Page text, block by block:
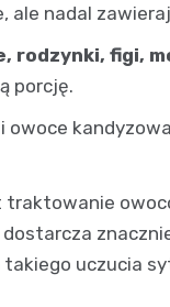
ale nadal
rodzynki, figi,
porcję.
i owoce
traktowanie
uczucia